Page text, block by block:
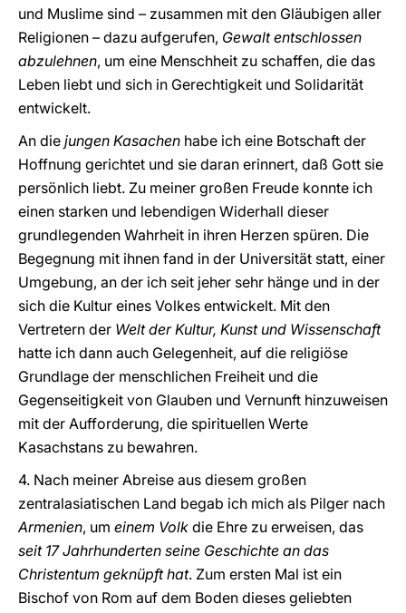
und Muslime sind – zusammen mit den Gläubigen aller
Religionen – dazu aufgerufen, Gewalt entschlossen
abzulehnen, um eine Menschheit zu schaffen, die das
Leben liebt und sich in Gerechtigkeit und Solidarität
entwickelt.
An die jungen Kasachen habe ich eine Botschaft der
Hoffnung gerichtet und sie daran erinnert, daß Gott sie
persönlich liebt. Zu meiner großen Freude konnte ich
einen starken und lebendigen Widerhall dieser
grundlegenden Wahrheit in ihren Herzen spüren. Die
Begegnung mit ihnen fand in der Universität statt, einer
Umgebung, an der ich seit jeher sehr hänge und in der
sich die Kultur eines Volkes entwickelt. Mit den
Vertretern der Welt der Kultur, Kunst und Wissenschaft
hatte ich dann auch Gelegenheit, auf die religiöse
Grundlage der menschlichen Freiheit und die
Gegenseitigkeit von Glauben und Vernunft hinzuweisen
mit der Aufforderung, die spirituellen Werte
Kasachstans zu bewahren.
4. Nach meiner Abreise aus diesem großen
zentralasiatischen Land begab ich mich als Pilger nach
Armenien, um einem Volk die Ehre zu erweisen, das
seit 17 Jahrhunderten seine Geschichte an das
Christentum geknüpft hat. Zum ersten Mal ist ein
Bischof von Rom auf dem Boden dieses geliebten